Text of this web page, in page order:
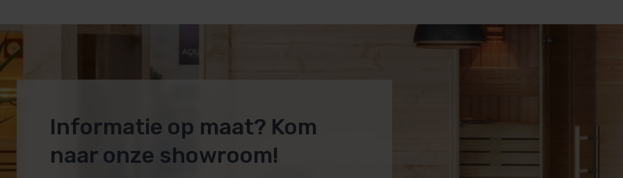
Informatie op maat? Kom
naar onze showroom!